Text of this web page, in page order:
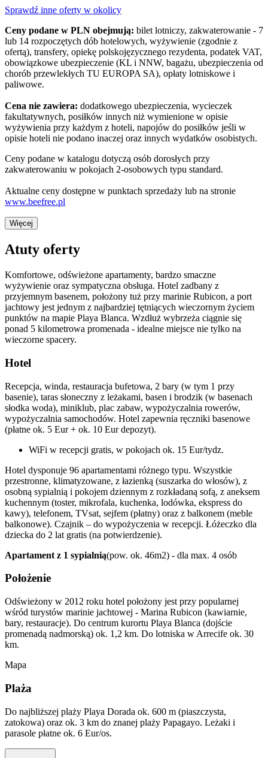
Sprawdź inne oferty w okolicy
Ceny podane w PLN obejmują: bilet lotniczy, zakwaterowanie - 7
lub 14 rozpoczętych dób hotelowych, wyżywienie (zgodnie z
ofertą), transfery, opiekę polskojęzycznego rezydenta, podatek VAT,
obowiązkowe ubezpieczenie (KL i NNW, bagażu, ubezpieczenia od
chorób przewlekłych TU EUROPA SA), opłaty lotniskowe i
paliwowe.
Cena nie zawiera: dodatkowego ubezpieczenia, wycieczek
fakultatywnych, posiłków innych niż wymienione w opisie
wyżywienia przy każdym z hoteli, napojów do posiłków jeśli w
opisie hoteli nie podano inaczej oraz innych wydatków osobistych.
Ceny podane w katalogu dotyczą osób dorosłych przy
zakwaterowaniu w pokojach 2-osobowych typu standard.
Aktualne ceny dostępne w punktach sprzedaży lub na stronie
www.beefree.pl
Więcej
Atuty oferty
Komfortowe, odświeżone apartamenty, bardzo smaczne
wyżywienie oraz sympatyczna obsługa. Hotel zadbany z
przyjemnym basenem, położony tuż przy marinie Rubicon, a port
jachtowy jest jednym z najbardziej tętniących wieczornym życiem
punktów na mapie Playa Blanca. Wzdłuż wybrzeża ciągnie się
ponad 5 kilometrowa promenada - idealne miejsce nie tylko na
wieczorne spacery.
Hotel
Recepcja, winda, restauracja bufetowa, 2 bary (w tym 1 przy
basenie), taras słoneczny z leżakami, basen i brodzik (w basenach
słodka woda), miniklub, plac zabaw, wypożyczalnia rowerów,
wypożyczalnia samochodów. Hotel zapewnia ręczniki basenowe
(płatne ok. 5 Eur + ok. 10 Eur depozyt).
WiFi w recepcji gratis, w pokojach ok. 15 Eur/tydz.
Hotel dysponuje 96 apartamentami różnego typu. Wszystkie
przestronne, klimatyzowane, z łazienką (suszarka do włosów), z
osobną sypialnią i pokojem dziennym z rozkładaną sofą, z aneksem
kuchennym (toster, mikrofala, kuchenka, lodówka, ekspress do
kawy), telefonem, TVsat, sejfem (płatny) oraz z balkonem (meble
balkonowe). Czajnik – do wypożyczenia w recepcji. Łóżeczko dla
dziecka do 2 lat gratis (na potwierdzenie).
Apartament z 1 sypialnią(pow. ok. 46m2) - dla max. 4 osób
Położenie
Odświeżony w 2012 roku hotel położony jest przy popularnej
wśród turystów marinie jachtowej - Marina Rubicon (kawiarnie,
bary, restauracje). Do centrum kurortu Playa Blanca (dojście
promenadą nadmorską) ok. 1,2 km. Do lotniska w Arrecife ok. 30
km.
Mapa
Plaża
Do najbliższej plaży Playa Dorada ok. 600 m (piaszczysta,
zatokowa) oraz ok. 3 km do znanej plaży Papagayo. Leżaki i
parasole płatne ok. 6 Eur/os.